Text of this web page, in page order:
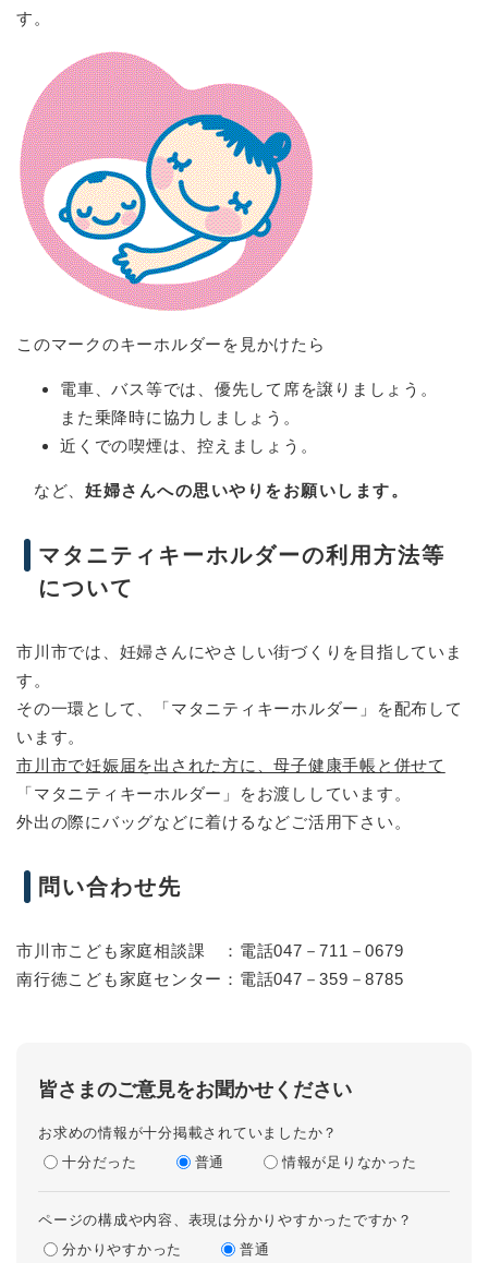
す。
このマークのキーホルダーを見かけたら
電車、バス等では、優先して席を譲りましょう。
また乗降時に協力しましょう。
近くでの喫煙は、控えましょう。
など、 妊婦さんへの思いやりをお願いします。
マタニティキーホルダーの利用方法等
について
市川市では、妊婦さんにやさしい街づくりを目指していま
す。
その一環として、「マタニティキーホルダー」を配布して
います。
市川市で妊娠届を出された方に、母子健康手帳と併せて
「マタニティキーホルダー」をお渡ししています。
外出の際にバッグなどに着けるなどご活用下さい。
問い合わせ先
市川市こども家庭相談課 ：電話047－711－0679
南行徳こども家庭センター：電話047－359－8785
皆さまのご意見をお聞かせください
お求めの情報が十分掲載されていましたか？
十分だった
普通 情報が足りなかった
ページの構成や内容、表現は分かりやすかったですか？
分かりやすかった
普通